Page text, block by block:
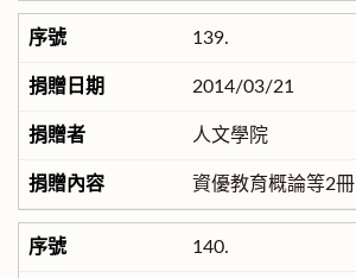
139.
2014/03/21
人文學院
資優教育概論等2冊
140.